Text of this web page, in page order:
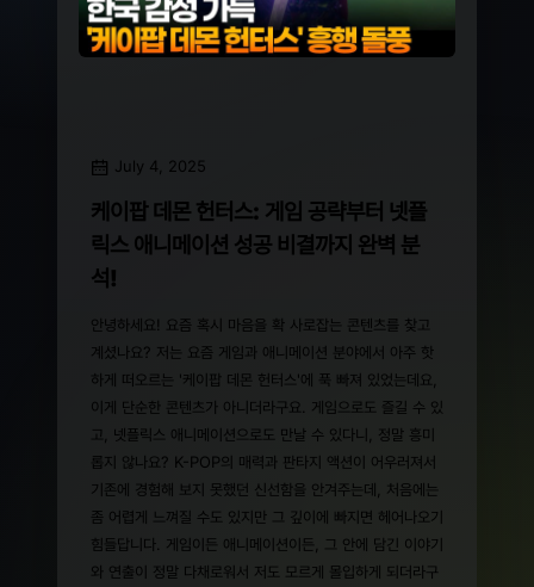
July 4, 2025
케이팝 데몬 헌터스: 게임 공략부터 넷플
릭스 애니메이션 성공 비결까지 완벽 분
석!
안녕하세요! 요즘 혹시 마음을 확 사로잡는 콘텐츠를 찾고
계셨나요? 저는 요즘 게임과 애니메이션 분야에서 아주 핫
하게 떠오르는 '케이팝 데몬 헌터스'에 푹 빠져 있었는데요,
이게 단순한 콘텐츠가 아니더라구요. 게임으로도 즐길 수 있
고, 넷플릭스 애니메이션으로도 만날 수 있다니, 정말 흥미
롭지 않나요? K-POP의 매력과 판타지 액션이 어우러져서
기존에 경험해 보지 못했던 신선함을 안겨주는데, 처음에는
좀 어렵게 느껴질 수도 있지만 그 깊이에 빠지면 헤어나오기
힘들답니다. 게임이든 애니메이션이든, 그 안에 담긴 이야기
와 연출이 정말 다채로워서 저도 모르게 몰입하게 되더라구